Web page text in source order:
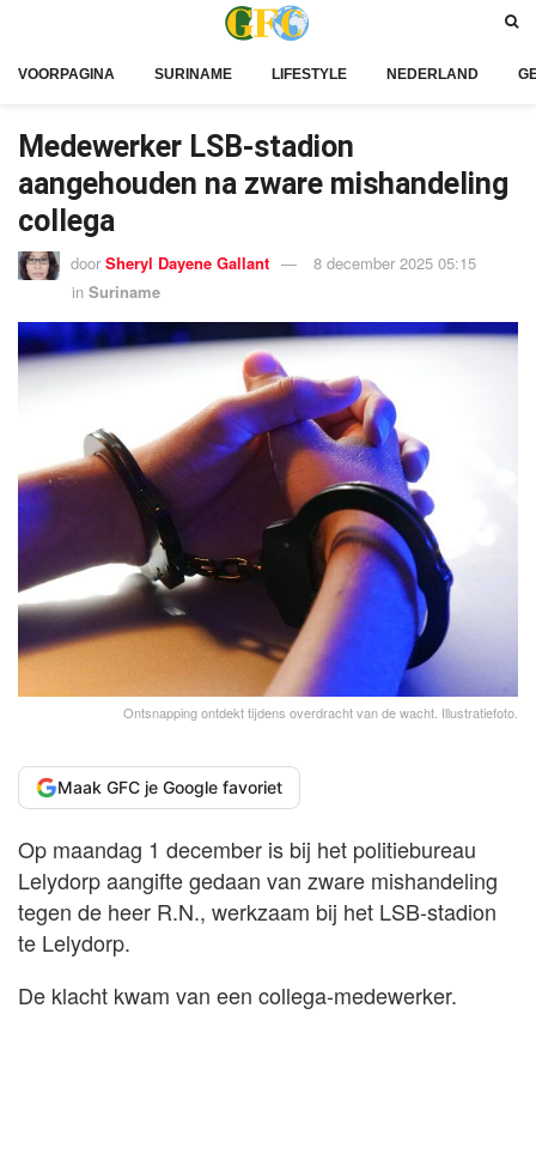
VOORPAGINA SURINAME LIFESTYLE NEDERLAND
Medewerker LSB-stadion
aangehouden na zware mishandeling
collega
door Sheryl Dayene Gallant
8 december 2025 05:15
in Suriname
Ontsnapping ontdekt tijdens overdracht van de wacht. Illustratiefoto.
Maak GFC je Google favoriet
Op maandag 1 december is bij het politiebureau
Lelydorp aangifte gedaan van zware mishandeling
tegen de heer R.N., werkzaam bij het LSB-stadion
te Lelydorp.
De klacht kwam van een collega-medewerker.